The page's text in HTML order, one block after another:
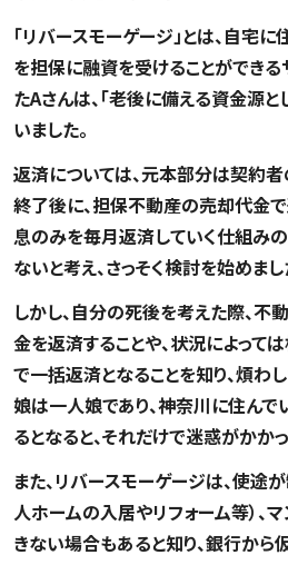
「リバースモーゲージ」とは、自宅
を担保に融資を受けることができる
たAさんは、「老後に備える資金源
いました。
返済については、元本部分は契約
終了後に、担保不動産の売却代金
息のみを毎月返済していく仕組み
ないと考え、さっそく検討を始めまし
しかし、自分の死後を考えた際、不
金を返済することや、状況によって
で一括返済となることを知り、煩わ
娘は一人娘であり、神奈川に住んで
るとなると、それだけで迷惑がかか
また、リバースモーゲージは、使途
人ホームの入居やリフォーム等）、
きない場合もあると知り、銀行から